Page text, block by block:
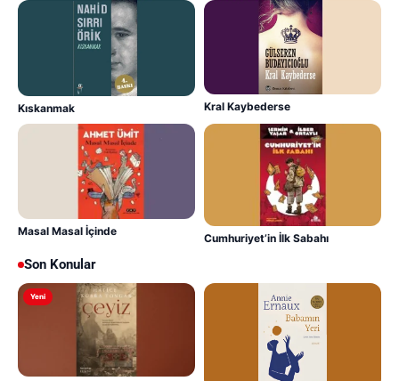
Kıskanmak Kral Kaybederse
Masal Masal İçinde
Cumhuriyet’in İlk Sabahı
Son Konular
Yeni